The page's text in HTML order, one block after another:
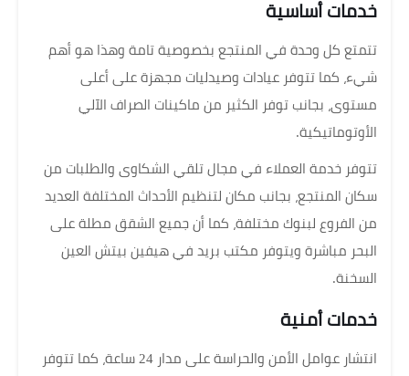
خدمات أساسية
تتمتع كل وحدة في المنتجع بخصوصية تامة وهذا هو أهم
شيء، كما تتوفر عيادات وصيدليات مجهزة على أعلى
مستوى، بجانب توفر الكثير من ماكينات الصراف الآلي
الأوتوماتيكية.
تتوفر خدمة العملاء في مجال تلقي الشكاوى والطلبات من
سكان المنتجع، بجانب مكان لتنظيم الأحداث المختلفة العديد
من الفروع لبنوك مختلفة، كما أن جميع الشقق مطلة على
البحر مباشرة ويتوفر مكتب بريد في هيفين بيتش العين
السخنة.
خدمات أمنية
انتشار عوامل الأمن والحراسة على مدار 24 ساعة، كما تتوفر